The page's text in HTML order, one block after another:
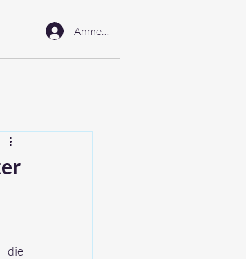
Anmelden
die